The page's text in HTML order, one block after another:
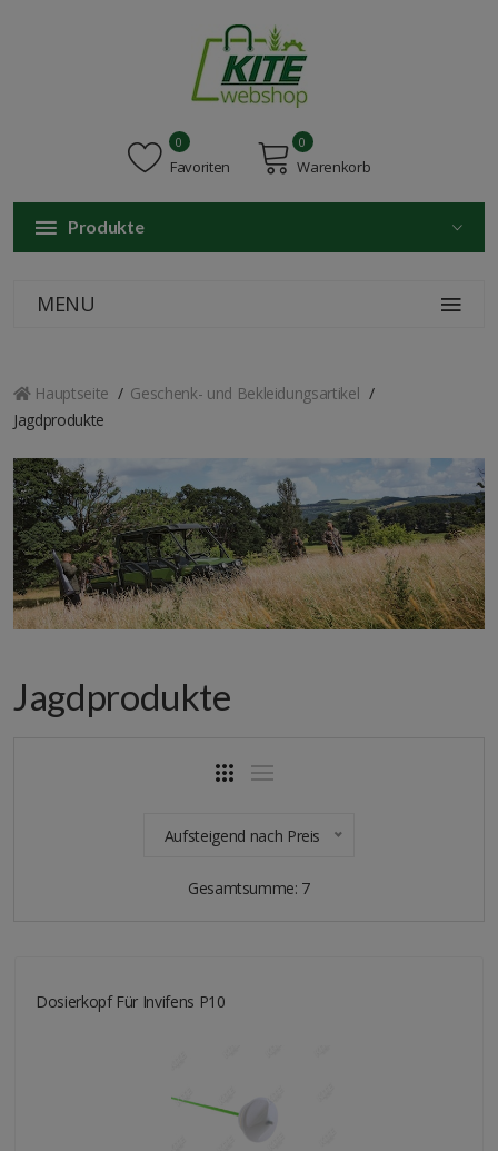
Favoriten
0
Warenkorb
0
Produkte
MENU
Hauptseite
Geschenk- und Bekleidungsartikel
Jagdprodukte
Jagdprodukte
Aufsteigend nach Preis
Gesamtsumme: 7
Dosierkopf Für Invifens P10